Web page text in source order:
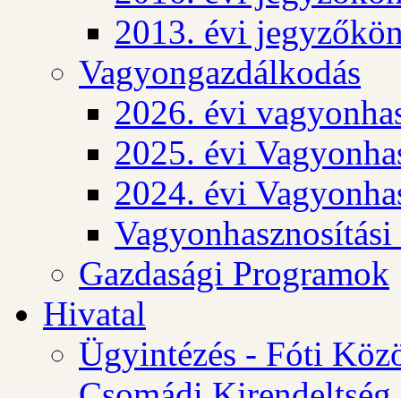
2013. évi
Vagyongazdálkodás
2026. évi
2025. évi
2024. évi
Gazdasági Programok
Hivatal
Ügyintézés - Fóti